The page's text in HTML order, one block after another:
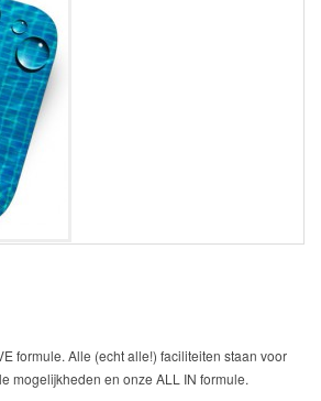
formule. Alle (echt alle!) faciliteiten staan voor
mogelijkheden en onze ALL IN formule.